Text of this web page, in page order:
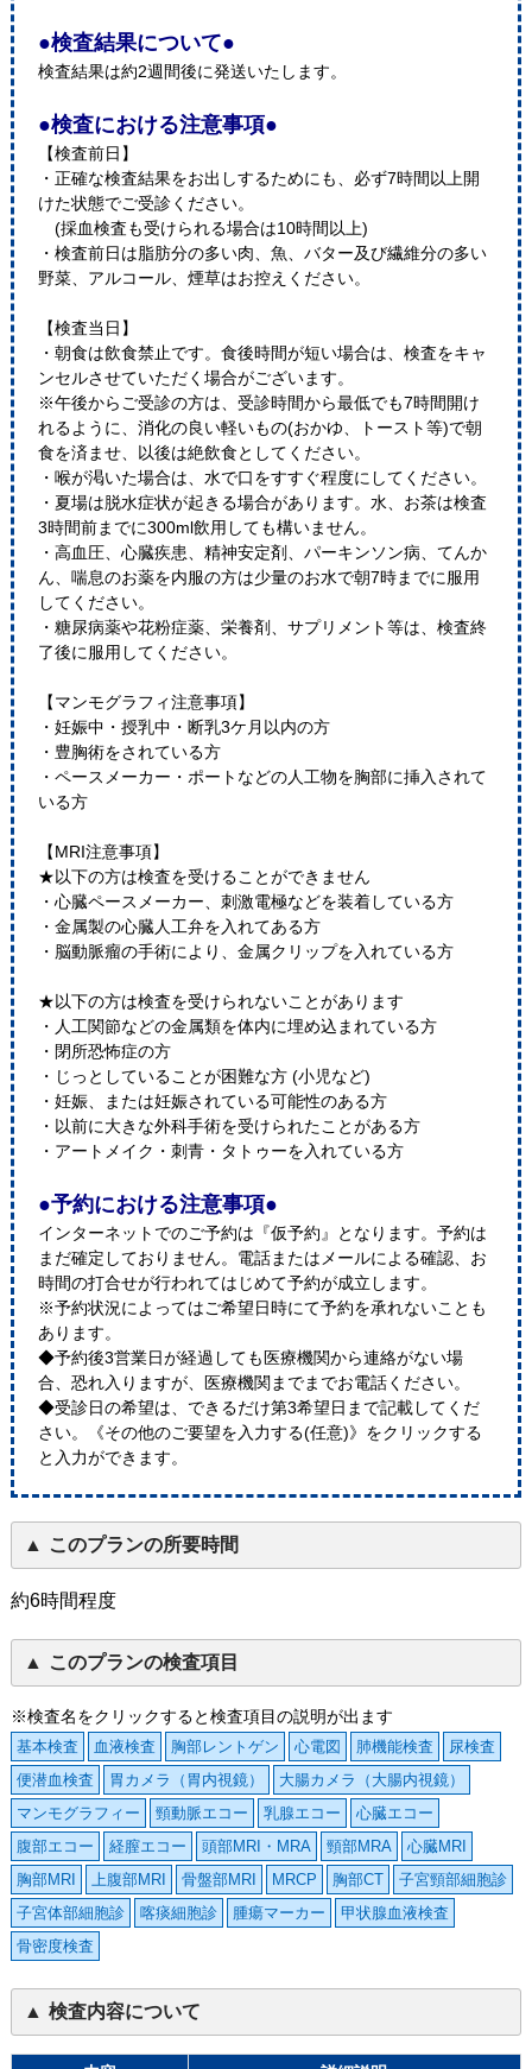
●検査結果について●
検査結果は約2週間後に発送いたします。
●検査における注意事項●
【検査前日】
・正確な検査結果をお出しするためにも、必ず7時間以上開
けた状態でご受診ください。
(採血検査も受けられる場合は10時間以上)
・検査前日は脂肪分の多い肉、魚、バター及び繊維分の多い
野菜、アルコール、煙草はお控えください。
【検査当日】
・朝食は飲食禁止です。食後時間が短い場合は、検査をキャ
ンセルさせていただく場合がございます。
※午後からご受診の方は、受診時間から最低でも7時間開け
れるように、消化の良い軽いもの(おかゆ、トースト等)で朝
食を済ませ、以後は絶飲食としてください。
・喉が渇いた場合は、水で口をすすぐ程度にしてください。
・夏場は脱水症状が起きる場合があります。水、お茶は検査
3時間前までに300ml飲用しても構いません。
・高血圧、心臓疾患、精神安定剤、パーキンソン病、てんか
ん、喘息のお薬を内服の方は少量のお水で朝7時までに服用
してください。
・糖尿病薬や花粉症薬、栄養剤、サプリメント等は、検査終
了後に服用してください。
【マンモグラフィ注意事項】
・妊娠中・授乳中・断乳3ケ月以内の方
・豊胸術をされている方
・ペースメーカー・ポートなどの人工物を胸部に挿入されて
いる方
【MRI注意事項】
★以下の方は検査を受けることができません
・心臓ペースメーカー、刺激電極などを装着している方
・金属製の心臓人工弁を入れてある方
・脳動脈瘤の手術により、金属クリップを入れている方
★以下の方は検査を受けられないことがあります
・人工関節などの金属類を体内に埋め込まれている方
・閉所恐怖症の方
・じっとしていることが困難な方 (小児など)
・妊娠、または妊娠されている可能性のある方
・以前に大きな外科手術を受けられたことがある方
・アートメイク・刺青・タトゥーを入れている方
●予約における注意事項●
インターネットでのご予約は『仮予約』となります。予約は
まだ確定しておりません。電話またはメールによる確認、お
時間の打合せが行われてはじめて予約が成立します。
※予約状況によってはご希望日時にて予約を承れないことも
あります。
◆予約後3営業日が経過しても医療機関から連絡がない場
合、恐れ入りますが、医療機関までまでお電話ください。
◆受診日の希望は、できるだけ第3希望日まで記載してくだ
さい。《その他のご要望を入力する(任意)》をクリックする
と入力ができます。
このプランの所要時間
約6時間程度
このプランの検査項目
※検査名をクリックすると検査項目の説明が出ます
基本検査 血液検査 胸部レントゲン 心電図 肺機能検査
尿検査
便潜血検査
胃カメラ（胃内視鏡）
大腸カメラ（大腸内視鏡）
マンモグラフィー
頸動脈エコー 乳腺エコー
心臓エコー
腹部エコー
経膣エコー 頭部MRI・MRA 頸部MRA
心臓MRI
胸部MRI
上腹部MRI 骨盤部MRI MRCP 胸部CT
子宮頸部細胞診
子宮体部細胞診
喀痰細胞診 腫瘍マーカー
甲状腺血液検査
骨密度検査
検査内容について